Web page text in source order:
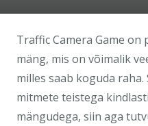
Traffic Camera Game
mäng, mis on võimalik
milles saab koguda
mitmete teistega
mängudega, siin aga